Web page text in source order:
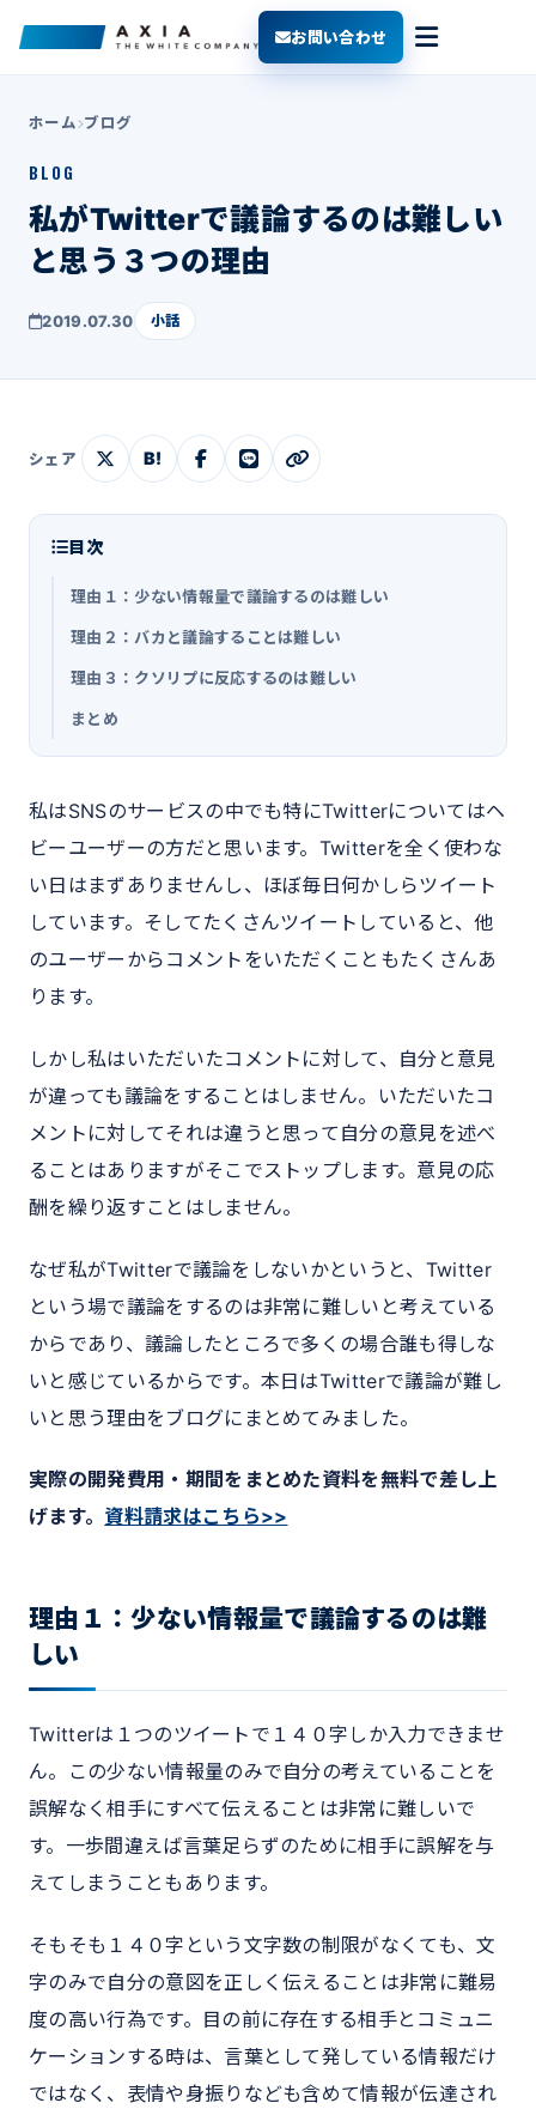
お問い合わせ
ホーム ブログ
BLOG
私がTwitterで議論するのは難しい
と思う３つの理由
2019.07.30 小話
シェア B!
目次
理由１：少ない情報量で議論するのは難しい
理由２：バカと議論することは難しい
理由３：クソリプに反応するのは難しい
まとめ
私はSNSのサービスの中でも特にTwitterについてはヘ
ビーユーザーの方だと思います。Twitterを全く使わな
い日はまずありませんし、ほぼ毎日何かしらツイート
しています。そしてたくさんツイートしていると、他
のユーザーからコメントをいただくこともたくさんあ
ります。
しかし私はいただいたコメントに対して、自分と意見
が違っても議論をすることはしません。いただいたコ
メントに対してそれは違うと思って自分の意見を述べ
ることはありますがそこでストップします。意見の応
酬を繰り返すことはしません。
なぜ私がTwitterで議論をしないかというと、Twitter
という場で議論をするのは非常に難しいと考えている
からであり、議論したところで多くの場合誰も得しな
いと感じているからです。本日はTwitterで議論が難し
いと思う理由をブログにまとめてみました。
実際の開発費用・期間をまとめた資料を無料で差し上
げます。 資料請求はこちら>>
理由１：少ない情報量で議論するのは難
しい
Twitterは１つのツイートで１４０字しか入力できませ
ん。この少ない情報量のみで自分の考えていることを
誤解なく相手にすべて伝えることは非常に難しいで
す。一歩間違えば言葉足らずのために相手に誤解を与
えてしまうこともあります。
そもそも１４０字という文字数の制限がなくても、文
字のみで自分の意図を正しく伝えることは非常に難易
度の高い行為です。目の前に存在する相手とコミュニ
ケーションする時は、言葉として発している情報だけ
ではなく、表情や身振りなども含めて情報が伝達され